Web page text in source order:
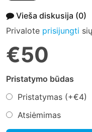
Vieša diskusija (0)
Privalote prisijungti
€50
Pristatymo būdas
Pristatymas (+€4)
Atsiėmimas